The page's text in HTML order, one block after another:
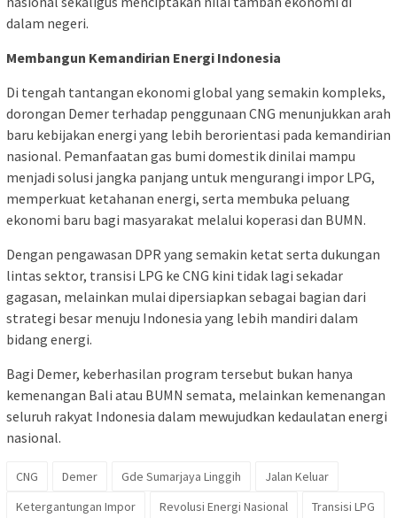
dalam negeri.
Membangun Kemandirian Energi Indonesia
Di tengah tantangan ekonomi global yang semakin kompleks,
dorongan Demer terhadap penggunaan CNG menunjukkan arah
baru kebijakan energi yang lebih berorientasi pada kemandirian
nasional. Pemanfaatan gas bumi domestik dinilai mampu
menjadi solusi jangka panjang untuk mengurangi impor LPG,
memperkuat ketahanan energi, serta membuka peluang
ekonomi baru bagi masyarakat melalui koperasi dan BUMN.
Dengan pengawasan DPR yang semakin ketat serta dukungan
lintas sektor, transisi LPG ke CNG kini tidak lagi sekadar
gagasan, melainkan mulai dipersiapkan sebagai bagian dari
strategi besar menuju Indonesia yang lebih mandiri dalam
bidang energi.
Bagi Demer, keberhasilan program tersebut bukan hanya
kemenangan Bali atau BUMN semata, melainkan kemenangan
seluruh rakyat Indonesia dalam mewujudkan kedaulatan energi
nasional.
CNG Demer Gde Sumarjaya Linggih
Jalan Keluar
Ketergantungan Impor
Revolusi Energi Nasional Transisi LPG